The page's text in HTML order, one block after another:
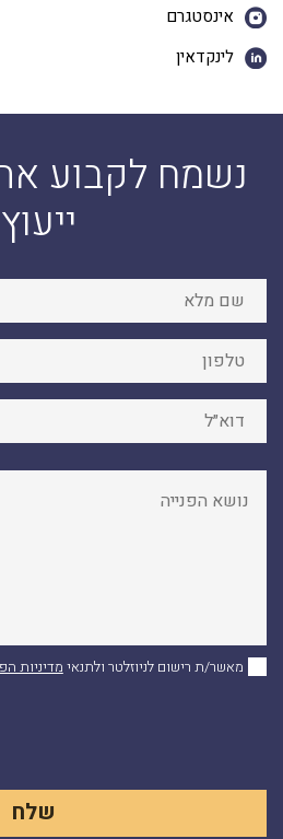
אינסטגרם
לינקדאין
נשמח לקבוע
ייעוץ
מאשר/ת רישום לניוזלטר ולתנאי מדיניות